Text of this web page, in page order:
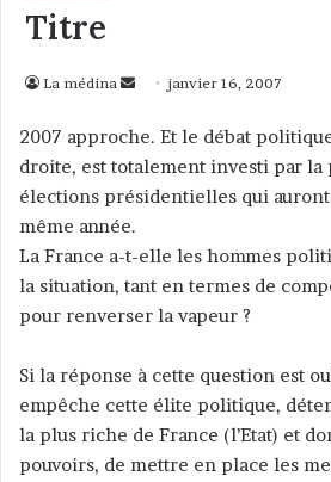
Titre
La médina
v
o
y
r
u
n
o
u
r
janvier 16, 2007
2007 approche. Et le débat
droite, est totalement investi par la
élections présidentielles qui
même année.
La France a-t-elle les hommes
la situation, tant en termes de
pour renverser la vapeur ?
Si la réponse à cette question est
empêche cette élite politique,
la plus riche de France (l’Etat) et
pouvoirs, de mettre en place les